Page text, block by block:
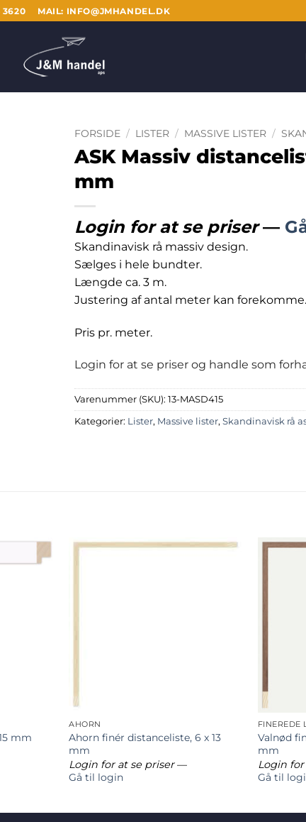
3620 MAIL: INFO@JMHANDEL.DK
FORSIDE / LISTER / MASSIVE LISTER /
ASK Massiv
mm
Login for at se priser—
Skandinavisk rå massiv design.
Sælges i hele bundter.
Længde ca. 3 m.
Justering af antal meter kan forekomme.
Pris pr. meter.
Login for at se priser og handle som
Varenummer (SKU): 13-MASD415
Kategorier: Lister, Massive lister, Skandinavisk rå
mm
AHORN
Ahorn finér distanceliste, 6 x 13
mm
Login for at se priser—
Gå til login
FINEREDE
Valnød
mm
Login
Gå til